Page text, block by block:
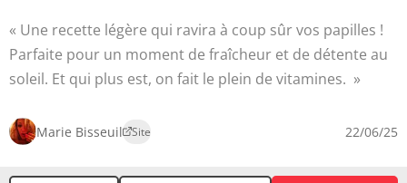
Une recette légère qui ravira à coup sûr vos papilles !
Parfaite pour un moment de fraîcheur et de détente au
soleil. Et qui plus est, on fait le plein de vitamines.
Marie Bisseuil Site 22/06/25